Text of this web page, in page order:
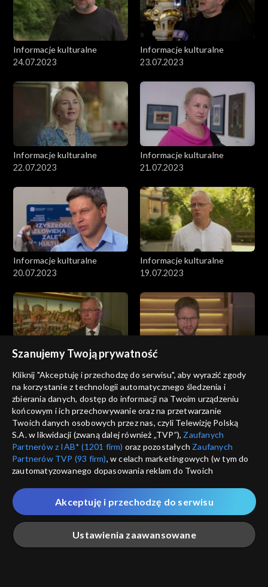
Informacje kulturalne
24.07.2023
Informacje kulturalne
23.07.2023
Informacje kulturalne
22.07.2023
Informacje kulturalne
21.07.2023
Informacje kulturalne
20.07.2023
Informacje kulturalne
19.07.2023
18.07.2023
17.07.2023
Informacje kulturalne
Informacje kulturalne
Szanujemy Twoją prywatność
Kliknij "Akceptuję i przechodzę do serwisu", aby wyrazić zgody
na korzystanie z technologii automatycznego śledzenia i
zbierania danych, dostęp do informacji na Twoim urządzeniu
końcowym i ich przechowywanie oraz na przetwarzanie
Twoich danych osobowych przez nas, czyli Telewizję Polską
S.A. w likwidacji (zwaną dalej również „TVP”), Zaufanych
Partnerów z IAB* (1201 firm) oraz pozostałych Zaufanych
Partnerów TVP (93 firm), w celach marketingowych (w tym do
zautomatyzowanego dopasowania reklam do Twoich
które wskazujemy poniżej, a także zgody na udostępnianie
przez nas identyfikatora PPID do Google.
Twoje dane osobowe zbierane podczas odwiedzania przez
Ciebie naszych
poszczególnych serwisówzwanych dalej
„Portalem”, w tym informacje zapisywane za pomocą
Ustawienia zaawansowane
Akceptuję i przechodzę do serwisu